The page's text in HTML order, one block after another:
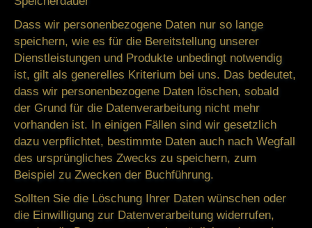
Dass wir personenbezogene Daten nur so lange
speichern, wie es für die Bereitstellung unserer
Dienstleistungen und Produkte unbedingt notwendig
ist, gilt als generelles Kriterium bei uns. Das bedeutet,
dass wir personenbezogene Daten löschen, sobald
der Grund für die Datenverarbeitung nicht mehr
vorhanden ist. In einigen Fällen sind wir gesetzlich
dazu verpflichtet, bestimmte Daten auch nach Wegfall
des ursprüngliches Zwecks zu speichern, zum
Beispiel zu Zwecken der Buchführung.
Sollten Sie die Löschung Ihrer Daten wünschen oder
die Einwilligung zur Datenverarbeitung widerrufen,